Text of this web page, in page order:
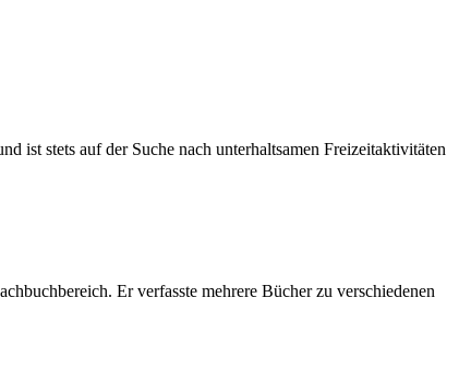
ist stets auf der Suche nach unterhaltsamen Freizeitaktivitäten
Er verfasste mehrere Bücher zu verschiedenen